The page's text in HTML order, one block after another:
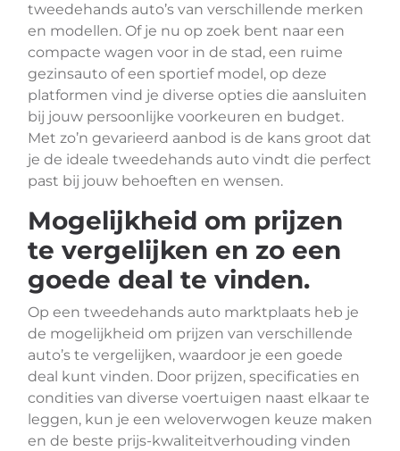
tweedehands auto’s van verschillende merken
en modellen. Of je nu op zoek bent naar een
compacte wagen voor in de stad, een ruime
gezinsauto of een sportief model, op deze
platformen vind je diverse opties die aansluiten
bij jouw persoonlijke voorkeuren en budget.
Met zo’n gevarieerd aanbod is de kans groot dat
je de ideale tweedehands auto vindt die perfect
past bij jouw behoeften en wensen.
Mogelijkheid om prijzen
te vergelijken en zo een
goede deal te vinden.
Op een tweedehands auto marktplaats heb je
de mogelijkheid om prijzen van verschillende
auto’s te vergelijken, waardoor je een goede
deal kunt vinden. Door prijzen, specificaties en
condities van diverse voertuigen naast elkaar te
leggen, kun je een weloverwogen keuze maken
en de beste prijs-kwaliteitverhouding vinden